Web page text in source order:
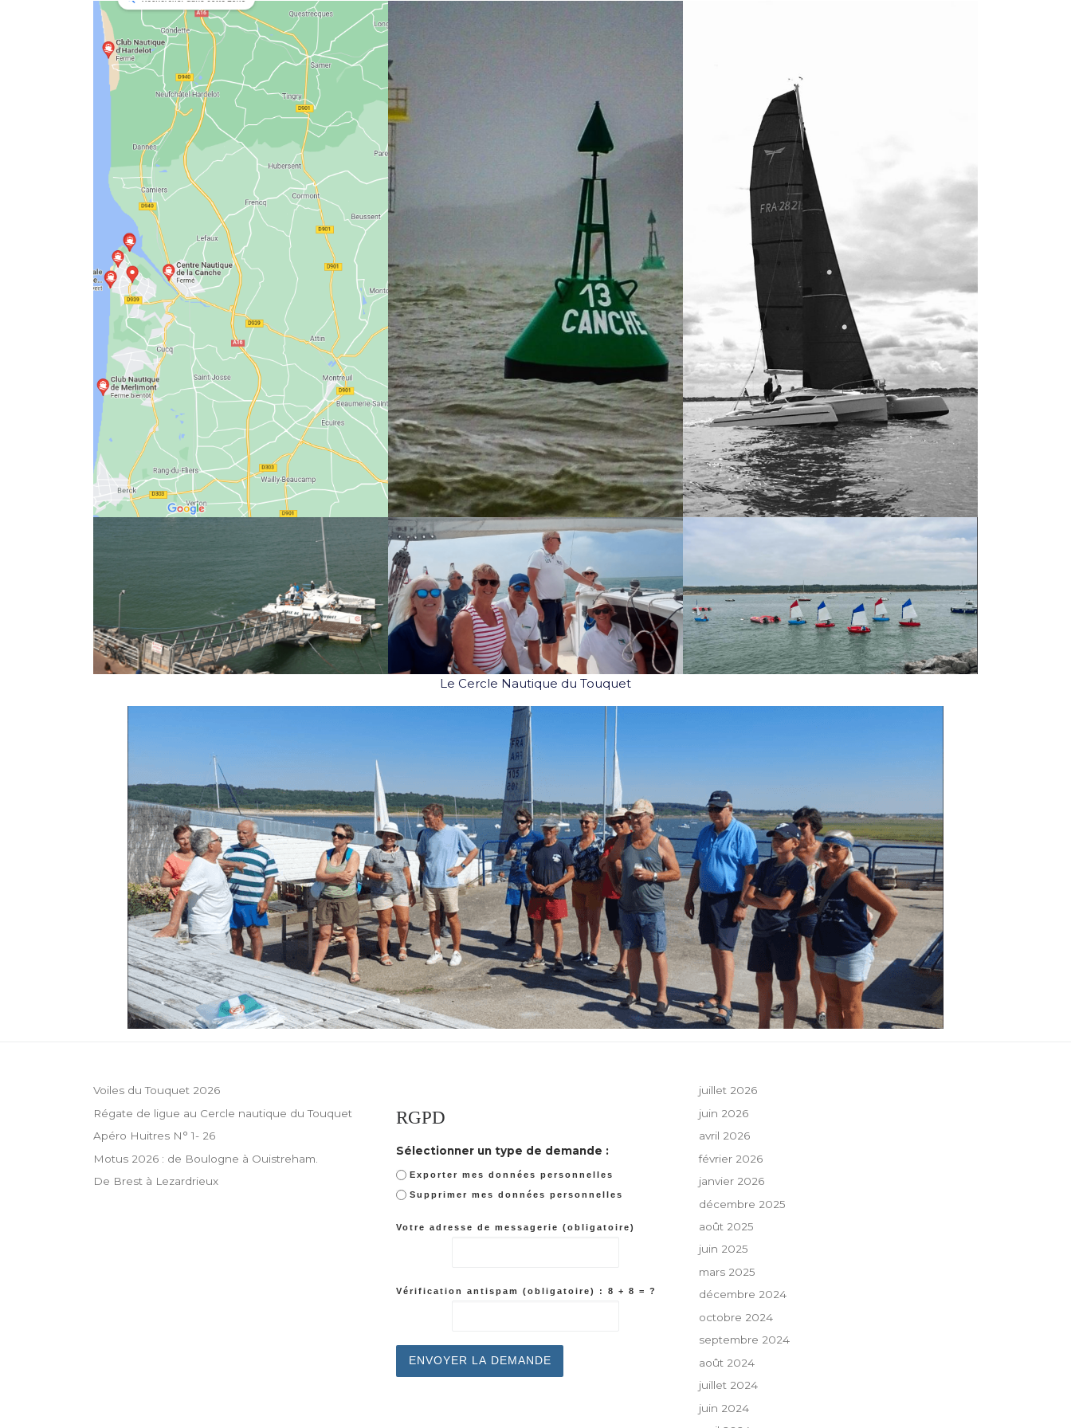
Le Cercle Nautique du Touquet
Voiles du Touquet 2026
Régate de ligue au Cercle nautique du Touquet
Apéro Huitres N° 1- 26
Motus 2026 : de Boulogne à Ouistreham.
De Brest à Lezardrieux
RGPD
Sélectionner un type de demande :
Exporter mes données personnelles
Supprimer mes données personnelles
Votre adresse de messagerie (obligatoire)
Vérification antispam (obligatoire) : 8 + 8 = ?
juillet 2026
juin 2026
avril 2026
février 2026
janvier 2026
décembre 2025
août 2025
juin 2025
mars 2025
décembre 2024
octobre 2024
septembre 2024
août 2024
juillet 2024
juin 2024